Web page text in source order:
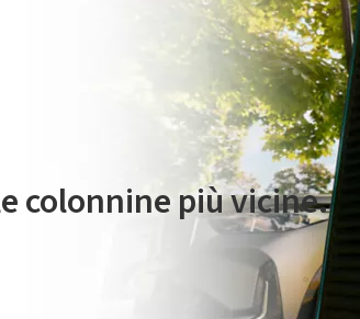
elettrica è gestito da Plenitude On The Road
colonnine più vicine.